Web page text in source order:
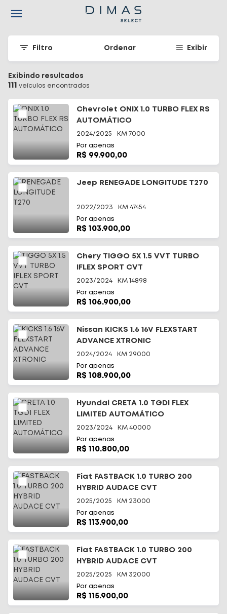
Filtro Ordenar Exibir
Exibindo resultados
111 veículos encontrados
Chevrolet ONIX 1.0 TURBO FLEX RS
AUTOMÁTICO
2024/2025 KM 7000
Por apenas
R$ 99.900,00
Jeep RENEGADE LONGITUDE T270
2022/2023 KM 47454
Por apenas
R$ 103.900,00
Chery TIGGO 5X 1.5 VVT TURBO
IFLEX SPORT CVT
2023/2024 KM 14898
Por apenas
R$ 106.900,00
Nissan KICKS 1.6 16V FLEXSTART
ADVANCE XTRONIC
2024/2024 KM 29000
Por apenas
R$ 108.900,00
Hyundai CRETA 1.0 TGDI FLEX
LIMITED AUTOMÁTICO
2023/2024 KM 40000
Por apenas
R$ 110.800,00
Fiat FASTBACK 1.0 TURBO 200
HYBRID AUDACE CVT
2025/2025 KM 23000
Por apenas
R$ 113.900,00
Fiat FASTBACK 1.0 TURBO 200
HYBRID AUDACE CVT
2025/2025 KM 32000
Por apenas
R$ 115.900,00
Navigated to Seu carro seminovo em Santa Catarina -